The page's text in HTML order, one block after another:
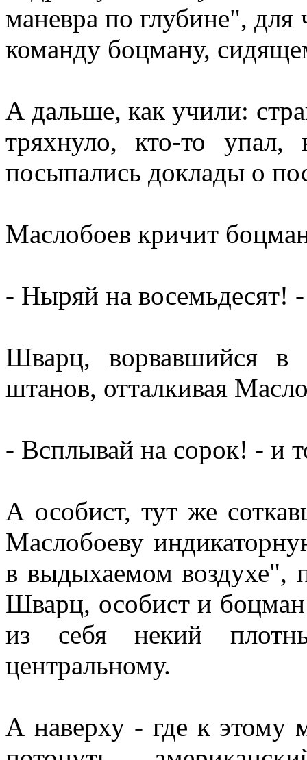
маневра по глубине", для
команду боцману,
А дальше, как учили:
тряхнуло, кто-то упал,
посыпались доклады о
Маслобоев кричит
- Ныряй на восемьдесят!
Шварц, ворвавшийся в
штанов, отталкивая
- Всплывай на сорок! - и
А особист, тут же
Маслобоеву
в выдыхаемом воздухе",
Шварц, особист и боцман
из себя некий
центральному.
А наверху - где к этому